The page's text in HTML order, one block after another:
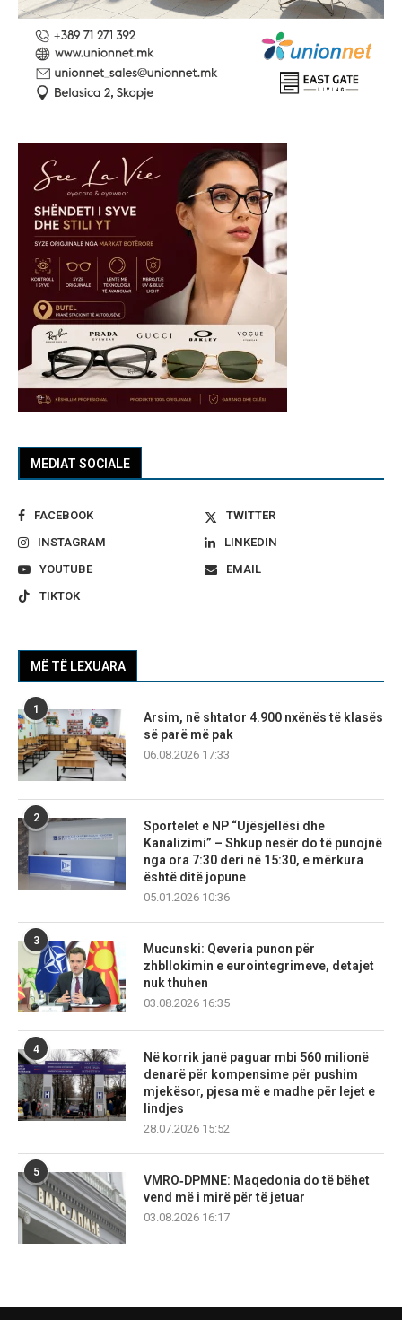
MEDIAT SOCIALE
FACEBOOK
TWITTER
INSTAGRAM
LINKEDIN
YOUTUBE
EMAIL
TIKTOK
MË TË LEXUARA
1
Arsim, në shtator 4.900 nxënës të klasës
së parë më pak
06.08.2026 17:33
2
Sportelet e NP “Ujësjellësi dhe
Kanalizimi” – Shkup nesër do të punojnë
nga ora 7:30 deri në 15:30, e mërkura
është ditë jopune
05.01.2026 10:36
3
Mucunski: Qeveria punon për
zhbllokimin e eurointegrimeve, detajet
nuk thuhen
03.08.2026 16:35
4
Në korrik janë paguar mbi 560 milionë
denarë për kompensime për pushim
mjekësor, pjesa më e madhe për lejet e
lindjes
28.07.2026 15:52
5
VMRO‑DPMNE: Maqedonia do të bëhet
vend më i mirë për të jetuar
03.08.2026 16:17